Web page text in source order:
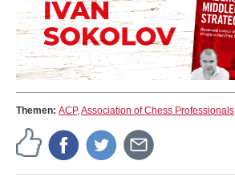
Themen: ACP,Association of Chess Professionals